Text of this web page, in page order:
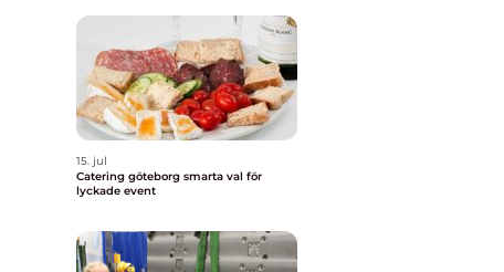
15. jul
Catering göteborg smarta val för
lyckade event